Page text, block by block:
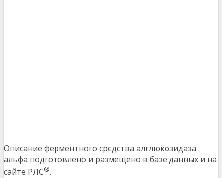
Описание ферментного средства алглюкозидаза
альфа подготовлено и размещено в базе данных и на
сайте РЛС®.